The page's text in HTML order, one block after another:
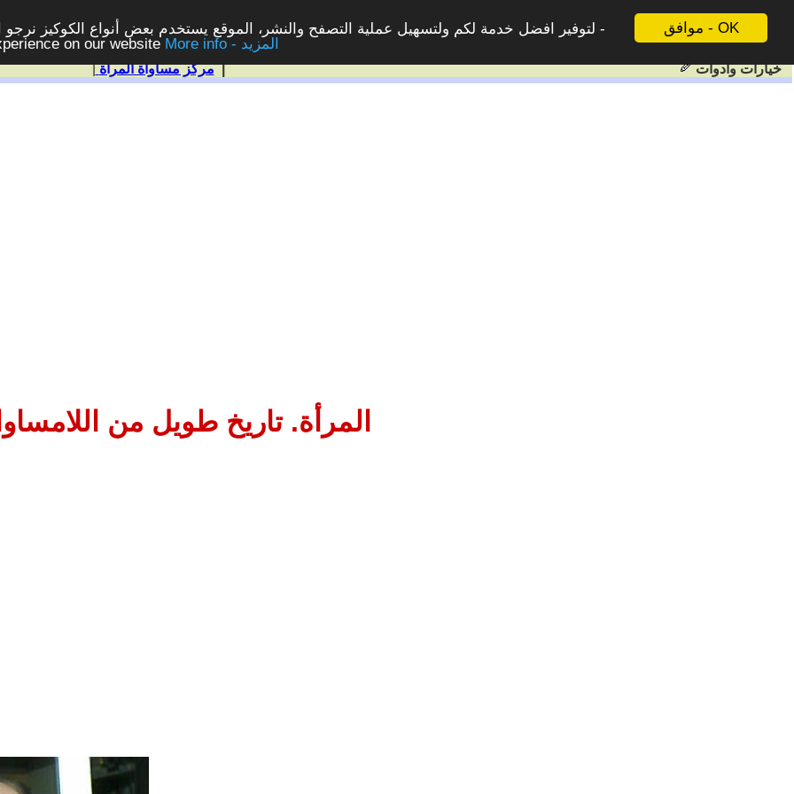
موافق - OK
لتوفير افضل خدمة لكم ولتسهيل عملية التصفح والنشر، الموقع يستخدم بعض أنواع الكوكيز
on our website
More info - المزيد
| مركز مساواة المرأة| خيارات وادوات
المرأة. تاريخ طويل من